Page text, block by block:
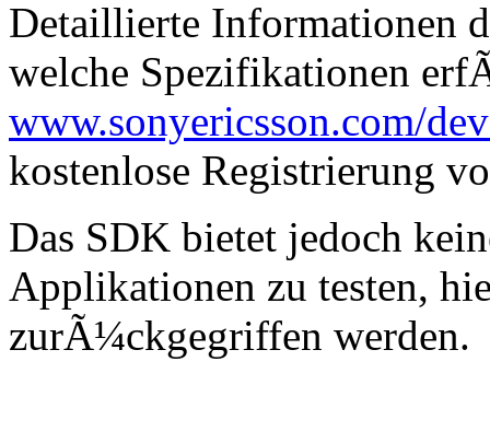
Detaillierte Informationen
welche Spezifikationen
www.sonyericsson.com/
kostenlose Registrierung
Das SDK bietet jedoch
Applikationen zu testen,
zurÃ¼ckgegriffen werden.